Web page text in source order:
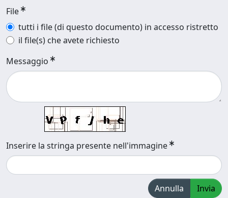
File
tutti i file (di questo documento) in accesso ristretto
il file(s) che avete richiesto
Messaggio
Inserire la stringa presente nell'immagine
Annulla Invia